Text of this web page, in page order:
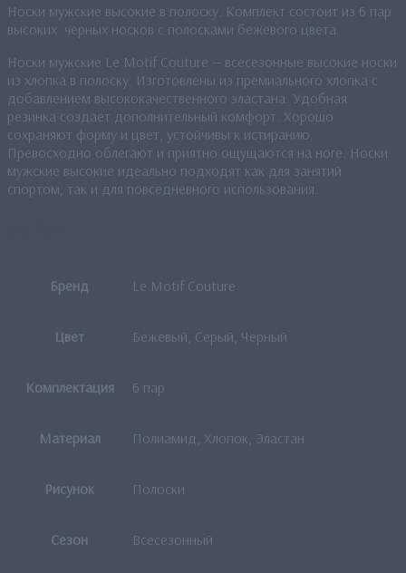
Носки мужские высокие в полоску. Комплект состоит из 6 пар
высоких черных носков с полосками бежевого цвета.
Носки мужские Le Motif Couture — всесезонные высокие носки
из хлопка в полоску. Изготовлены из премиального хлопка с
добавлением высококачественного эластана. Удобная
резинка создает дополнительный комфорт. Хорошо
сохраняют форму и цвет, устойчивы к истиранию.
Превосходно облегают и приятно ощущаются на ноге. Носки
мужские высокие идеально подходят как для занятий
спортом, так и для повседневного использования.
Бренд Le Motif Couture
Цвет Бежевый, Серый, Черный
Комплектация 6 пар
Материал Полиамид, Хлопок, Эластан
Рисунок Полоски
Сезон Всесезонный